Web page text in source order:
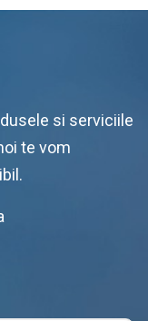
si serviciile
te vom